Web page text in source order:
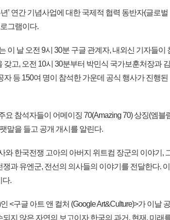
’ 연간 기념사업에 대한 국제적 협력 동반자(글로벌
그램이다.
이 날 오전 9시 30분 구글 관계자, 내외신 기자들이
고, 오전 10시 30분부터 박민식 국가보훈처장과 김
등 150여 명이 참석한 가운데 공식 행사가 진행된
참석자들이 어메이징 70(Amazing 70) 상징(엠블
말을 들고 공개 개시를 알린다.
와 한국전쟁 고아의 아버지 위트컴 장군의 이야기,
과 유엔군, 전선의 의사들의 이야기를 전달한다. 이
다.
<구글 아트 앤 컬처 (Google Art&Culture)>가 이날 공
지 않은 자연의 보고이자 한국의 과거, 현재, 미래